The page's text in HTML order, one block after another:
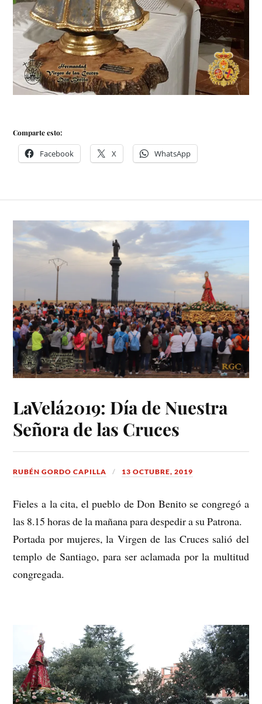
Comparte esto:
Facebook X WhatsApp
LaVelá2019: Día de Nuestra
Señora de las Cruces
RUBÉN GORDO CAPILLA 13 OCTUBRE, 2019
Fieles a la cita, el pueblo de Don Benito se congregó a
las 8.15 horas de la mañana para despedir a su Patrona.
Portada por mujeres, la Virgen de las Cruces salió del
templo de Santiago, para ser aclamada por la multitud
congregada.